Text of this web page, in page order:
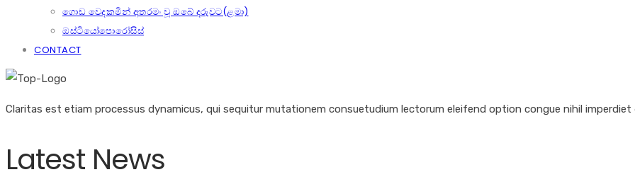
ගොඩ වෙදකමින් අතරමං වූ ඔබේ දරුවට(ළමා)
ඔස්ටියෝපොරෝසිස්
CONTACT
Claritas est etiam processus dynamicus, qui sequitur mutationem consuetudium lectorum eleifend option congue nihil imperdiet
Latest News